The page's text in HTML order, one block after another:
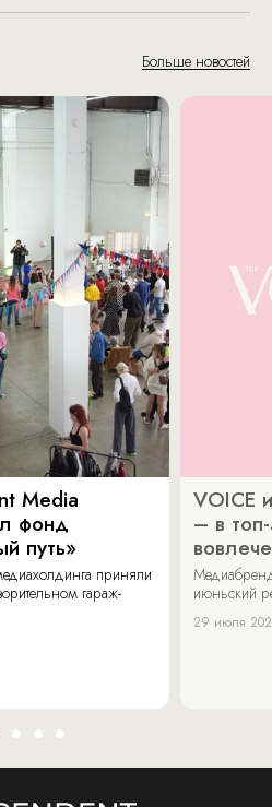
Больше новостей
Media
фонд
путь»
приняли
гараж-
VOICE
– в
июньский
29 июля